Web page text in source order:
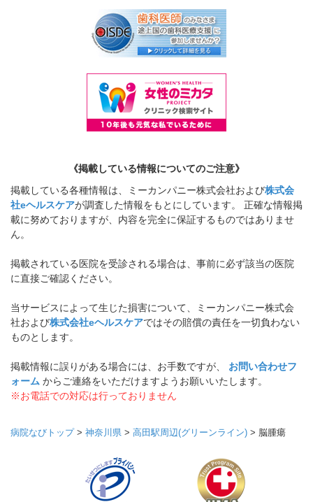
《掲載している情報についてのご注意》
掲載している各種情報は、ミーカンパニー株式会社および株式会
社eヘルスケアが調査した情報をもとにしています。 正確な情報掲
載に努めておりますが、内容を完全に保証するものではありませ
ん。
掲載されている医院を受診される場合は、事前に必ず該当の医院
に直接ご確認ください。
当サービスによって生じた損害について、ミーカンパニー株式会
社および株式会社eヘルスケアではその賠償の責任を一切負わない
ものとします。
掲載情報に誤りがある場合には、お手数ですが、 お問い合わせフ
ォーム からご連絡をいただけますようお願いいたします。
※お電話での対応は行っておりません
病院なびトップ> 神奈川県 > 高田駅周辺(グリーンライン) > 脳腫瘍